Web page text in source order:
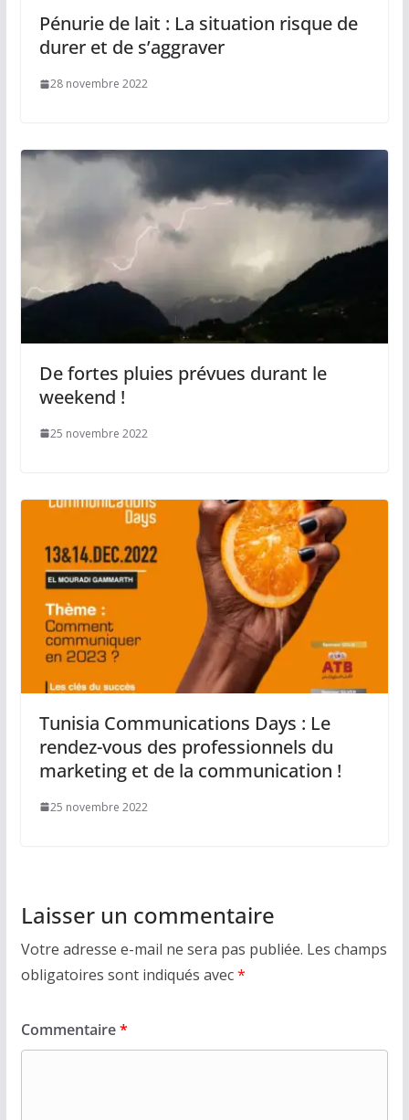
Pénurie de lait : La situation risque de
durer et de s’aggraver
28 novembre 2022
De fortes pluies prévues durant le
weekend !
25 novembre 2022
Tunisia Communications Days : Le
rendez-vous des professionnels du
marketing et de la communication !
25 novembre 2022
Laisser un commentaire
Votre adresse e-mail ne sera pas publiée. Les champs
obligatoires sont indiqués avec*
Commentaire*